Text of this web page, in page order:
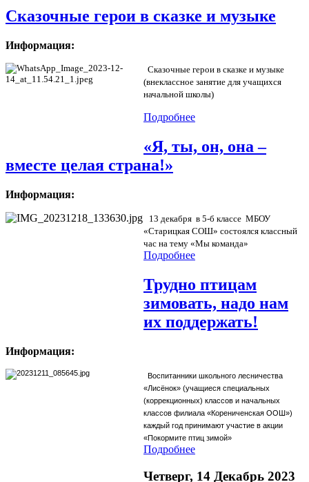
Сказочные герои в сказке и музыке
Информация:
Сказочные герои в сказке и музыке
(внеклассное занятие для учащихся
начальной школы)
Подробнее
«Я, ты, он, она –
вместе целая страна!»
Информация:
13 декабря в 5-б классе МБОУ
«Старицкая СОШ» состоялся классный
час на тему «Мы команда»
Подробнее
Трудно птицам
зимовать, надо нам
их поддержать!
Информация:
Воспитанники школьного лесничества
«Лисёнок» (учащиеся специальных
(коррекционных) классов и начальных
классов филиала «Корениченская ООШ»)
каждый год принимают участие в акции
«Покормите птиц зимой»
Подробнее
Четверг, 14 Декабрь 2023